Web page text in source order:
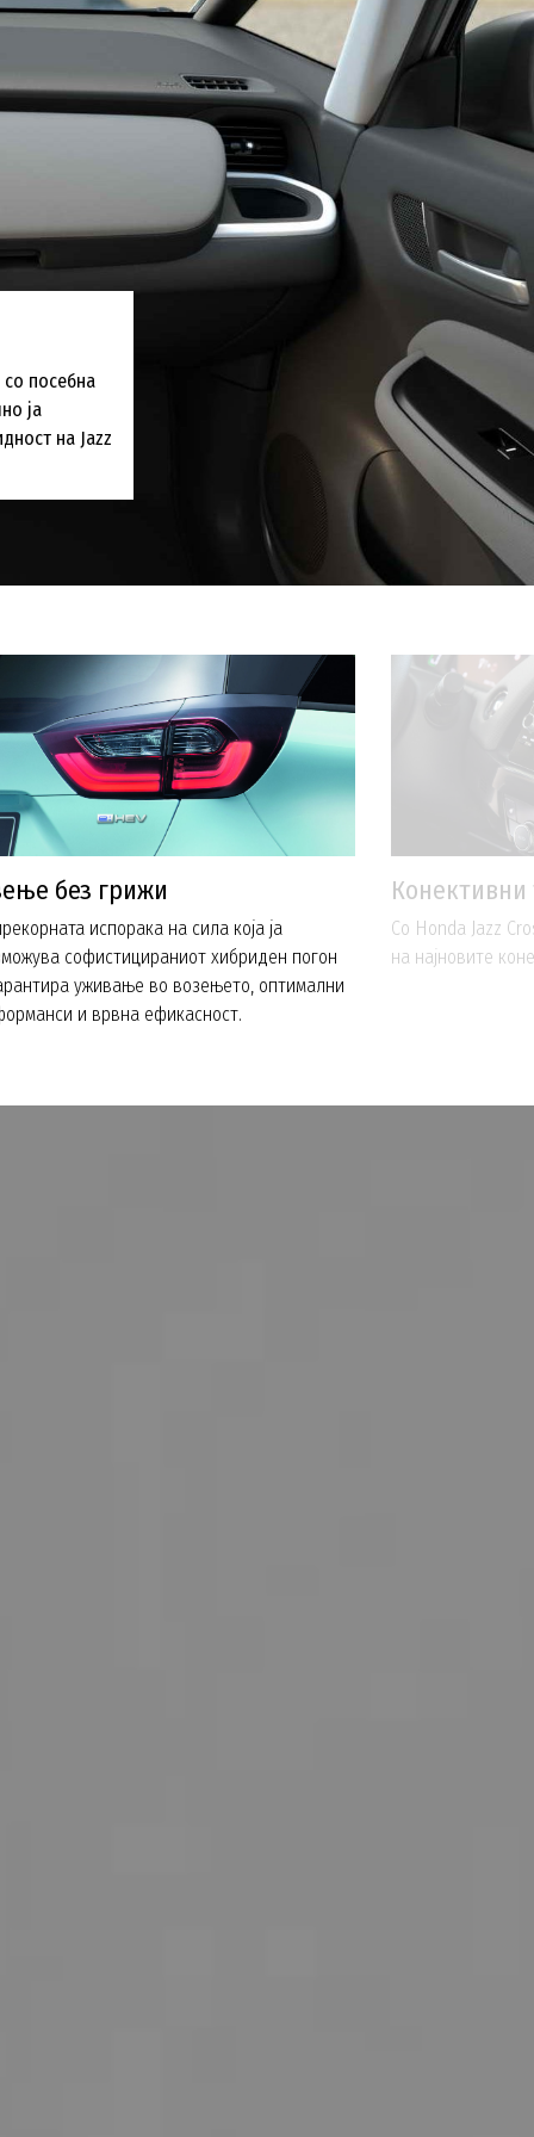
посебна
ја
на Jazz
без грижи
испорака на сила која ја
софистицираниот хибриден погон
уживање во возењето, оптимални
и врвна ефикасност.
Конективни
Со Honda Jazz
на најновите